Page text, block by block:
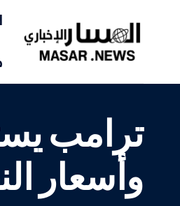
ترامب
وأسعار